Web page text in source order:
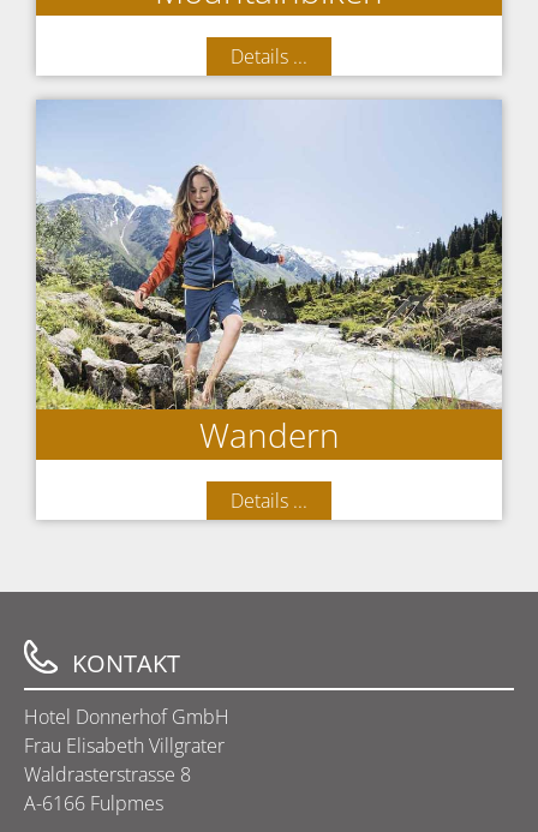
Details ...
Wandern
Details ...
KONTAKT
Hotel Donnerhof GmbH
Frau Elisabeth Villgrater
Waldrasterstrasse 8
A-6166 Fulpmes